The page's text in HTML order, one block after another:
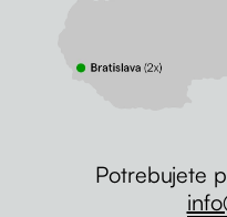
Potrebujete